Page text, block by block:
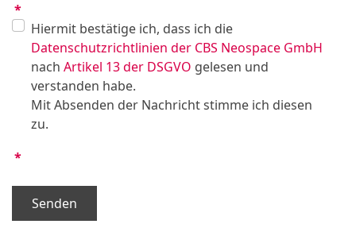
*
Hiermit bestätige ich, dass ich die
Datenschutzrichtlinien der CBS Neospace GmbH
nach Artikel 13 der DSGVO gelesen und
verstanden habe.
Mit Absenden der Nachricht stimme ich diesen
zu.
*
Senden